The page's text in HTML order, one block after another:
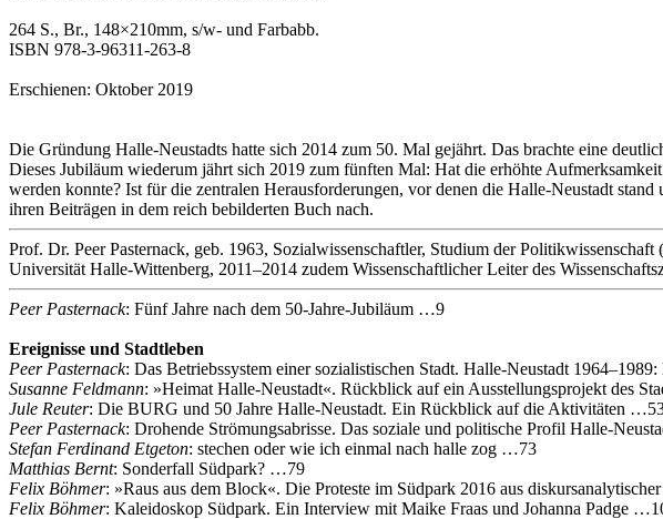
264 S., Br., 148×210mm, s/w- und Farbabb.
ISBN 978‐3‐96311‐263‐8
Erschienen: Oktober 2019
Die Gründung Halle-Neustadts hatte sich 2014 zum 50. Mal gejährt. Das brachte eine
Dieses Jubiläum wiederum jährt sich 2019 zum fünften Mal: Hat die erhöhte
werden konnte? Ist für die zentralen Herausforderungen, vor denen die Halle-Neustadt
ihren Beiträgen in dem reich bebilderten Buch nach.
Prof. Dr. Peer Pasternack, geb. 1963, Sozialwissenschaftler, Studium der
Universität Halle-Wittenberg, 2011–2014 zudem Wissenschaftlicher Leiter des
Peer Pasternack: Fünf Jahre nach dem 50‐Jahre‐Jubiläum …9
Ereignisse und Stadtleben
Peer Pasternack: Das Betriebssystem einer sozialistischen Stadt. Halle‐Neustadt
Susanne Feldmann: »Heimat Halle‐Neustadt«. Rückblick auf ein Ausstellungsprojekt des
Jule Reuter: Die BURG und 50 Jahre Halle‐Neustadt. Ein Rückblick auf die Aktivitäten
Peer Pasternack: Drohende Strömungsabrisse. Das soziale und politische Profil
Stefan Ferdinand Etgeton: stechen oder wie ich einmal nach halle zog …73
Matthias Bernt: Sonderfall Südpark? …79
Felix Böhmer: »Raus aus dem Block«. Die Proteste im Südpark 2016 aus
Felix Böhmer: Kaleidoskop Südpark. Ein Interview mit Maike Fraas und Johanna Padge